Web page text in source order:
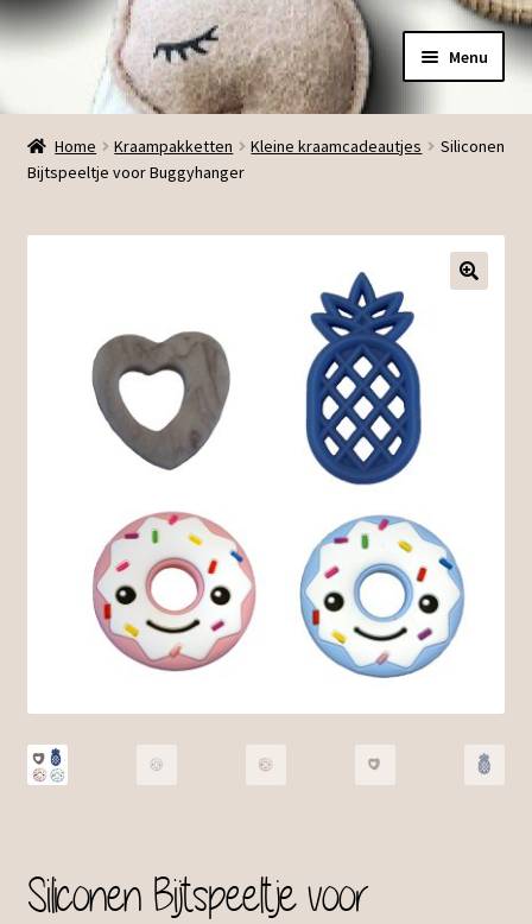
Ga
navigatie
Ga
de
inhoud
Menu
Menu
Home Kraampakketten Kleine kraamcadeautjes
Siliconen
Bijtspeeltje voor Buggyhanger
Siliconen Bijtspeeltje voor